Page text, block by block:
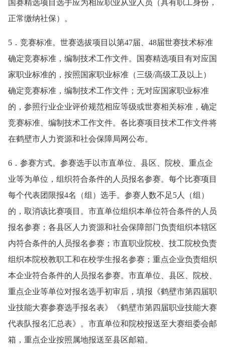
国赛精选项目选手应为相应职业从业人员（具有职工身份，
正常缴纳社保）。
5．竞赛标准。世赛选拔项目以第47届、48届世赛技术标准
确定竞赛标准，编制技术工作文件。国赛精选项目有对应国
家职业标准的，按照国家职业标准（三级/高级工及以上）
确定竞赛标准，编制技术工作文件；无对应国家职业标准
的，参照行业企业评价规范相应等级或世赛相关标准，确定
竞赛标准、编制技术工作文件。各比赛项目技术工作文件将
在鹤壁市人力资源和社会保障局网公布。
6．参赛方式。参赛选手以市直单位、县区、院校、重点企
业等为单位，组织符合条件的人员报名参赛。每个比赛项目
每个代表团限报4名（组）选手。参赛人数不足5人（组）
的，取消该比赛项目。市直单位组织本单位符合条件的人员
报名参赛；各县区人力资源和社会保障部门负责组织本辖区
内符合条件的人员报名参赛；市直职业院校、技工院校负责
组织本院校教职工和在校学生报名参赛；重点企业负责组织
本企业符合条件的人员报名参赛。市直单位、县区、院校、
重点企业等单位对报名选手初审后，填报《鹤壁市第四届职
业技能大赛参赛选手报名表》《鹤壁市第四届职业技能大赛
代表队报名汇总表》。市直单位和院校报送至大赛组委会邮
箱，重点企业按照属地报送至县区邮箱。